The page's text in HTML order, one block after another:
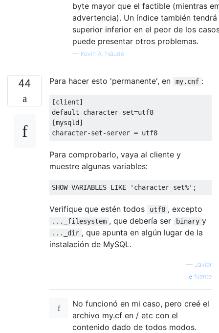
byte mayor que el factible (mientras
advertencia). Un índice también
superior inferior en el peor de los
puede presentar otros problemas.
— Kevin A. Naudé
44 Para hacer esto 'permanente', en my.cnf :
[client]
default-character-set=
[mysqld]
character-set-server = utf8
Para comprobarlo, vaya al cliente y
muestre algunas variables:
SHOW VARIABLES LIKE 'character_set%' ;
Verifique que estén todos utf8 , excepto
..._filesystem , que debería ser binary y
..._dir , que apunta en algún lugar de la
instalación de MySQL.
— Javier
fuente
No funcionó en mi caso, pero creé el
archivo my.cf en / etc con el
contenido dado de todos modos.